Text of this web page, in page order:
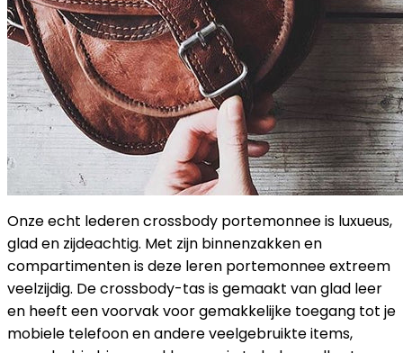
Onze echt lederen crossbody portemonnee is luxueus,
glad en zijdeachtig. Met zijn binnenzakken en
compartimenten is deze leren portemonnee extreem
veelzijdig. De crossbody-tas is gemaakt van glad leer
en heeft een voorvak voor gemakkelijke toegang tot je
mobiele telefoon en andere veelgebruikte items,